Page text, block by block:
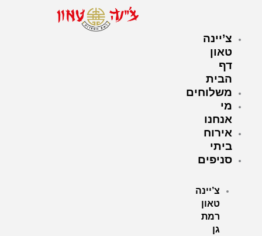
צ’יינה
טאון
דף
הבית
משלוחים
מי
אנחנו
אירוח
ביתי
סניפים
צ’יינה
טאון
רמת
גן